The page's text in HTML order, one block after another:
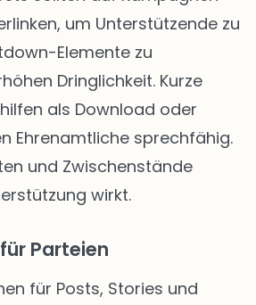
um Unterstützende zu
Elemente zu
Dringlichkeit. Kurze
als Download oder
Ehrenamtliche sprechfähig.
und Zwischenstände
wirkt.
Parteien
für Posts, Stories und